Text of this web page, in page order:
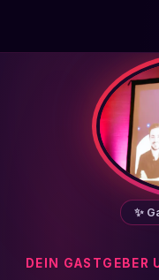
✨
DEIN GASTGEBER